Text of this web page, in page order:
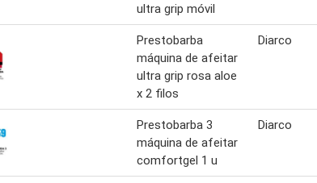
ultra grip móvil
Prestobarba
máquina de afeitar
ultra grip rosa aloe
x 2 filos
Diarco
Prestobarba 3
máquina de afeitar
comfortgel 1 u
Diarco